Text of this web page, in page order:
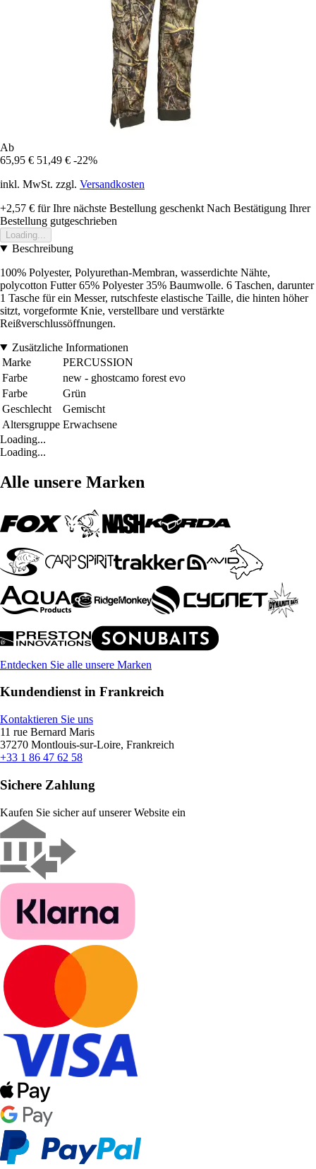
Ab
65,95 € 51,49 € -22%
inkl. MwSt. zzgl. Versandkosten
+2,57 € für Ihre nächste Bestellung geschenkt Nach Bestätigung Ihrer
Bestellung gutgeschrieben
Loading...
Beschreibung
100% Polyester, Polyurethan-Membran, wasserdichte Nähte,
polycotton Futter 65% Polyester 35% Baumwolle. 6 Taschen, darunter
1 Tasche für ein Messer, rutschfeste elastische Taille, die hinten höher
sitzt, vorgeformte Knie, verstellbare und verstärkte
Reißverschlussöffnungen.
Zusätzliche Informationen
Marke
PERCUSSION
Farbe
new - ghostcamo forest evo
Farbe
Grün
Geschlecht
Gemischt
Altersgruppe Erwachsene
Loading...
Loading...
Alle unsere Marken
Entdecken Sie alle unsere Marken
Kundendienst in Frankreich
Kontaktieren Sie uns
11 rue Bernard Maris
37270 Montlouis-sur-Loire, Frankreich
+33 1 86 47 62 58
Sichere Zahlung
Kaufen Sie sicher auf unserer Website ein